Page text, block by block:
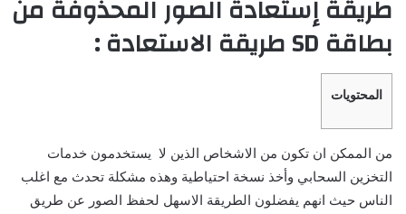
طريقة إستعادة الصور المحذوفة من
بطاقة SD طريقة الاستعادة :
المحتويات
من الممكن ان تكون من الاشخاص الذين لا يستخدمون خدمات
التخزين السحابي وأخذ نسخة احتياطية وهذه مشكلة تحدث مع اغلب
الناس حيث انهم يفضلون الطريقة الاسهل لحفظ الصور عن طريق